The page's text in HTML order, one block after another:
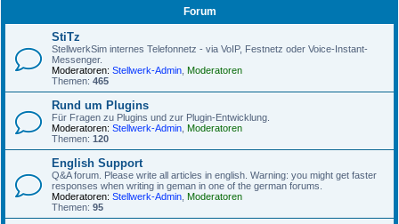
Forum
StiTz
StellwerkSim internes Telefonnetz - via VoIP, Festnetz oder Voice-Instant-
Messenger.
Moderatoren: Stellwerk-Admin Moderatoren
Themen: 465
Rund um Plugins
Für Fragen zu Plugins und zur Plugin-Entwicklung.
Moderatoren: Stellwerk-Admin Moderatoren
Themen: 120
English Support
Q&A forum. Please write all articles in english. Warning: you might get faster
responses when writing in geman in one of the german forums.
Moderatoren: Stellwerk-Admin Moderatoren
Themen: 95